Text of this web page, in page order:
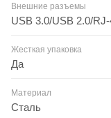
Внешние разъемы
USB 3.0/USB 2.0/
Жесткая упаковка
Да
Материал
Сталь